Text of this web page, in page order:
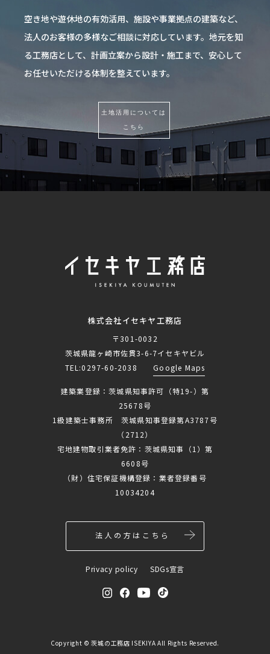
空き地や遊休地の有効活用、施設や事業拠点の建築など、
法人のお客様の多様なご相談に対応しています。 地元を知
る工務店として、計画立案から設計・施工まで、 安心して
お任せいただける体制を整えています。
土地活用については
こちら
株式会社イセキヤ工務店
〒301-0032
茨城県龍ヶ崎市佐貫3-6-7イセキヤビル
TEL:0297-60-2038 Google Maps
建築業登録：茨城県知事許可（特19-）第
25678号
1級建築士事務所 茨城県知事登録第A3787号
（2712）
宅地建物取引業者免許：茨城県知事（1）第
6608号
（財）住宅保証機構登録：業者登録番号
10034204
法人の方はこちら
Privacy policy SDGs宣言
Copyright ©茨城の工務店 ISEKIYA All Rights Reserved.